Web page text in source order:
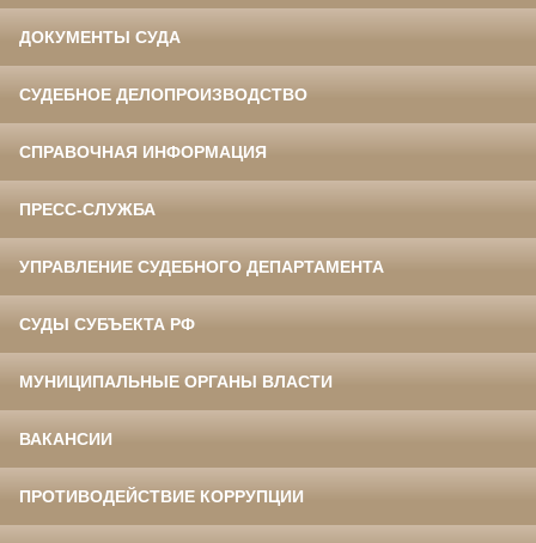
ДОКУМЕНТЫ СУДА
СУДЕБНОЕ ДЕЛОПРОИЗВОДСТВО
СПРАВОЧНАЯ ИНФОРМАЦИЯ
ПРЕСС-СЛУЖБА
УПРАВЛЕНИЕ СУДЕБНОГО ДЕПАРТАМЕНТА
СУДЫ СУБЪЕКТА РФ
МУНИЦИПАЛЬНЫЕ ОРГАНЫ ВЛАСТИ
ВАКАНСИИ
ПРОТИВОДЕЙСТВИЕ КОРРУПЦИИ